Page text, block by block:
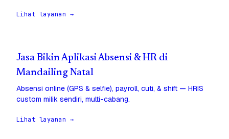
Lihat layanan →
Jasa Bikin Aplikasi Absensi & HR di
Mandailing Natal
Absensi online (GPS & selfie), payroll, cuti, & shift — HRIS
custom milik sendiri, multi-cabang.
Lihat layanan →